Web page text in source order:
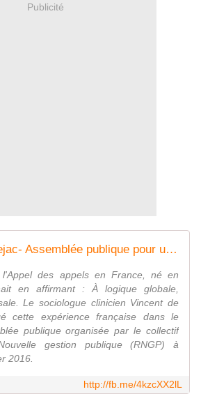
Publicité
Vincent De Gaulejac- Assemblée publique pour une convergence des résistances [2e partie]
des appels en France, né en
en affirmant : À logique globale,
Le sociologue clinicien Vincent de
cette expérience française dans le
publique organisée par le collectif
gestion publique (RNGP) à
2016.
http://fb.me/4kzcXX2lL